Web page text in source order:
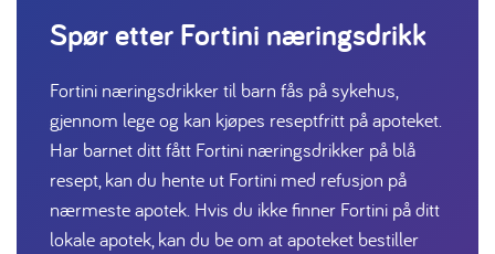
Spør etter Fortini næringsdrikk
Fortini næringsdrikker til barn fås på sykehus,
gjennom lege og kan kjøpes reseptfritt på apoteket.
Har barnet ditt fått Fortini næringsdrikker på blå
resept, kan du hente ut Fortini med refusjon på
nærmeste apotek. Hvis du ikke finner Fortini på ditt
lokale apotek, kan du be om at apoteket bestiller